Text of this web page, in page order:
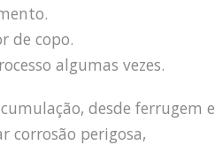
de copo.
algumas vezes.
desde ferrugem e
corrosão perigosa,